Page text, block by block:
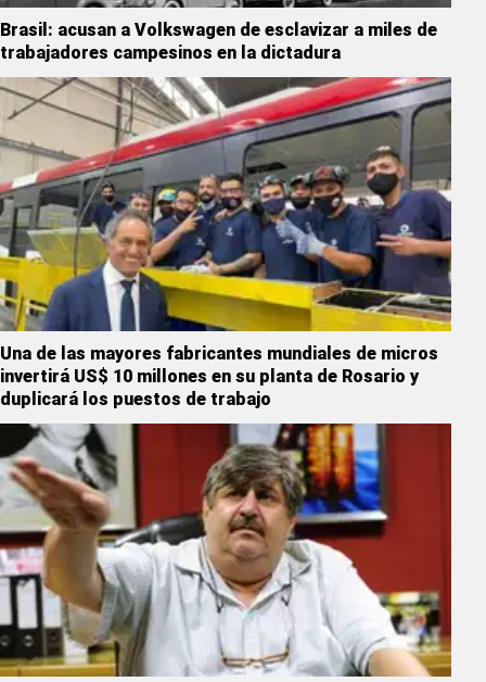
Brasil: acusan a Volkswagen de esclavizar a miles de
trabajadores campesinos en la dictadura
Una de las mayores fabricantes mundiales de micros
invertirá US$ 10 millones en su planta de Rosario y
duplicará los puestos de trabajo